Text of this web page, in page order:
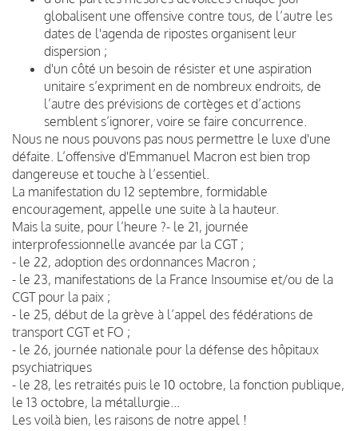
globalisent une offensive contre tous, de l’autre les
dates de l'agenda de ripostes organisent leur
dispersion ;
d'un côté un besoin de résister et une aspiration
unitaire s’expriment en de nombreux endroits, de
l’autre des prévisions de cortèges et d’actions
semblent s’ignorer, voire se faire concurrence.
Nous ne nous pouvons pas nous permettre le luxe d'une
défaite. L’offensive d'Emmanuel Macron est bien trop
dangereuse et touche à l’essentiel.
La manifestation du 12 septembre, formidable
encouragement, appelle une suite à la hauteur.
Mais la suite, pour l’heure ?- le 21, journée
interprofessionnelle avancée par la CGT ;
- le 22, adoption des ordonnances Macron ;
- le 23, manifestations de la France Insoumise et/ou de la
CGT pour la paix ;
- le 25, début de la grève à l’appel des fédérations de
transport CGT et FO ;
- le 26, journée nationale pour la défense des hôpitaux
psychiatriques
- le 28, les retraités puis le 10 octobre, la fonction publique,
le 13 octobre, la métallurgie...
Les voilà bien, les raisons de notre appel !